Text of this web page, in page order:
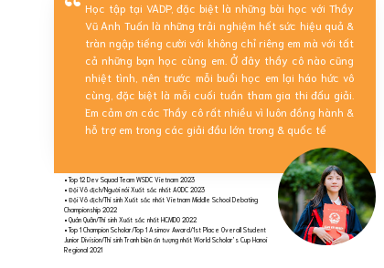
Học tập tại VADP, đặc biệt là những bài học với Thầy
Vũ Anh Tuấn là những trải nghiệm hết sức hiệu quả &
tràn ngập tiếng cười với không chỉ riêng em mà với tất
cả những bạn học cùng em. Ở đây thầy cô nào cũng
nhiệt tình, nên trước mỗi buổi học em lại háo hức vô
cùng, đặc biệt là mỗi cuối tuần tham gia thi đấu giải.
Em cảm ơn các Thầy cô rất nhiều vì luôn đồng hành &
hỗ trợ em trong các giải đầu lớn trong & quốc tế
• Top 12 Dev Squad Team WSDC Vietnam 2023
• Đội Vô địch/Người nói Xuất sắc nhất AODC 2023
• Đội Vô địch/Thí sinh Xuất sắc nhất Vietnam Middle School Debating
Championship 2022
• Quán Quân/Thí sinh Xuất sắc nhất HCMDO 2022
• Top 1 Champion Scholar/Top 1 Asimov Award/1st Place Overall Student
Junior Division/Thí sinh Tranh biện ấn tượng nhất World Scholar’s Cup Hanoi
Regional 2021